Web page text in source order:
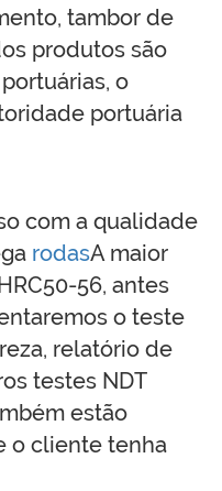
tambor de
produtos são
o
portuária
com a qualidade
rodasA maior
56, antes
o teste
relatório de
testes NDT
estão
o cliente tenha